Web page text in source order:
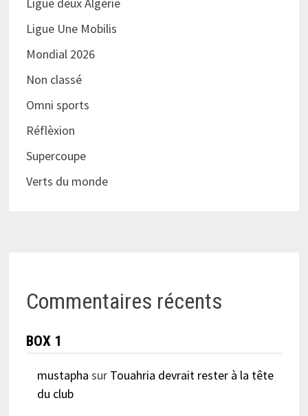
Ligue Une Mobilis
Mondial 2026
Non classé
Omni sports
Réflèxion
Supercoupe
Verts du monde
Commentaires récents
BOX 1
mustapha sur Touahria devrait rester à la tête
du club